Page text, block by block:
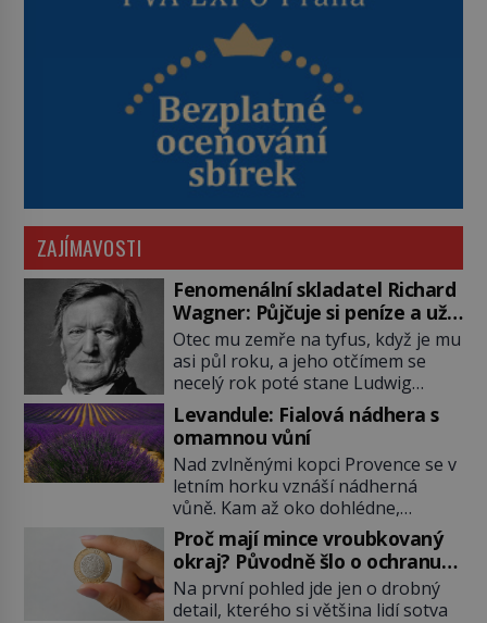
ZAJÍMAVOSTI
Fenomenální skladatel Richard
Wagner: Půjčuje si peníze a už
je nevrací!
Otec mu zemře na tyfus, když je mu
asi půl roku, a jeho otčímem se
necelý rok poté stane Ludwig
Geyer (1779–1821). Je o pět let
mladší, než matka Richarda
Wagnera (1813–1883) a podle
nedochované korespondence je
docela dobře možné, že Geyer není
jen jeho otčím, ale rovnou otec.
Velký otazník také visí nad tím, […]
Levandule: Fialová nádhera s
omamnou vůní
Nad zvlněnými kopci Provence se v
letním horku vznáší nádherná
vůně. Kam až oko dohlédne,
táhnou se řady fialových květů, nad
nimiž bzučí tisíce včel. Levandule se
stala symbolem jižní Francie,
romantických prázdnin i klidu
venkova. Její příběh je však
Proč mají mince vroubkovaný
okraj? Původně šlo o ochranu
proti podvodníkům
Na první pohled jde jen o drobný
detail, kterého si většina lidí sotva